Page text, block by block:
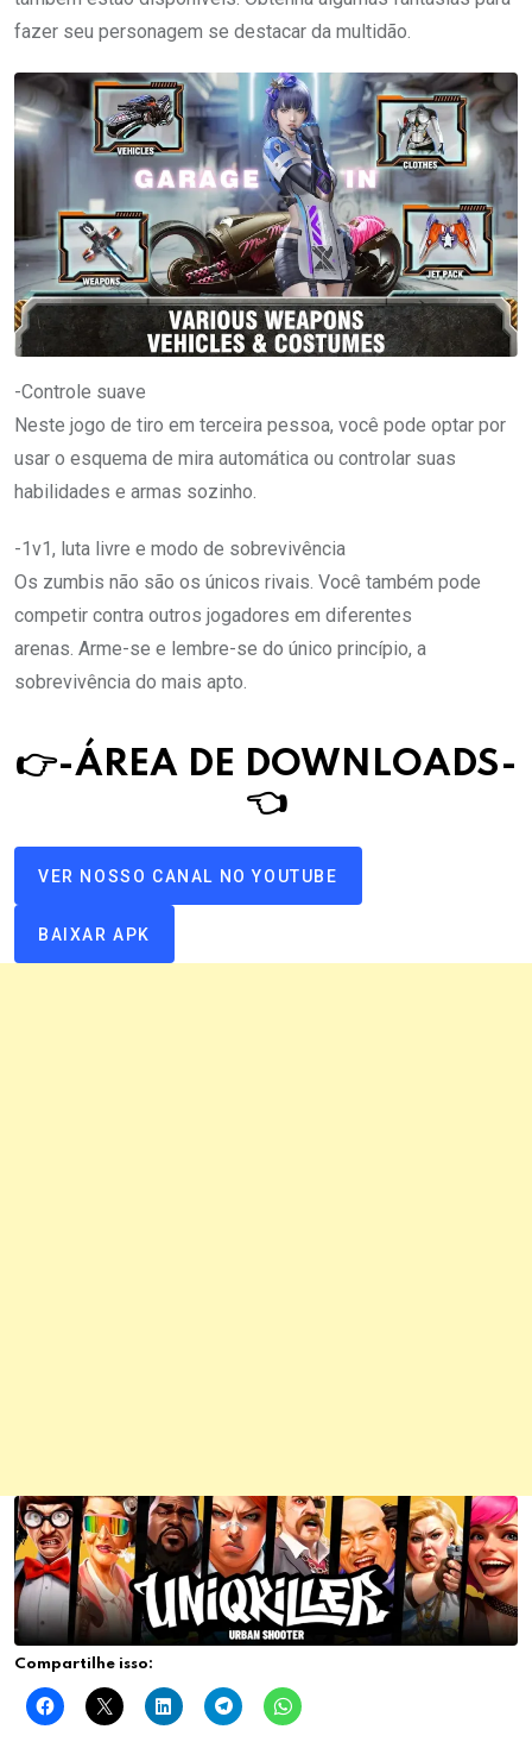
fazer seu personagem se destacar da multidão.
-Controle suave
Neste jogo de tiro em terceira pessoa, você pode optar por
usar o esquema de mira automática ou controlar suas
habilidades e armas sozinho.
-1v1, luta livre e modo de sobrevivência
Os zumbis não são os únicos rivais. Você também pode
competir contra outros jogadores em diferentes
arenas. Arme-se e lembre-se do único princípio, a
sobrevivência do mais apto.
👉-ÁREA DE DOWNLOADS-
👈
VER NOSSO CANAL NO YOUTUBE
BAIXAR APK
Compartilhe isso: